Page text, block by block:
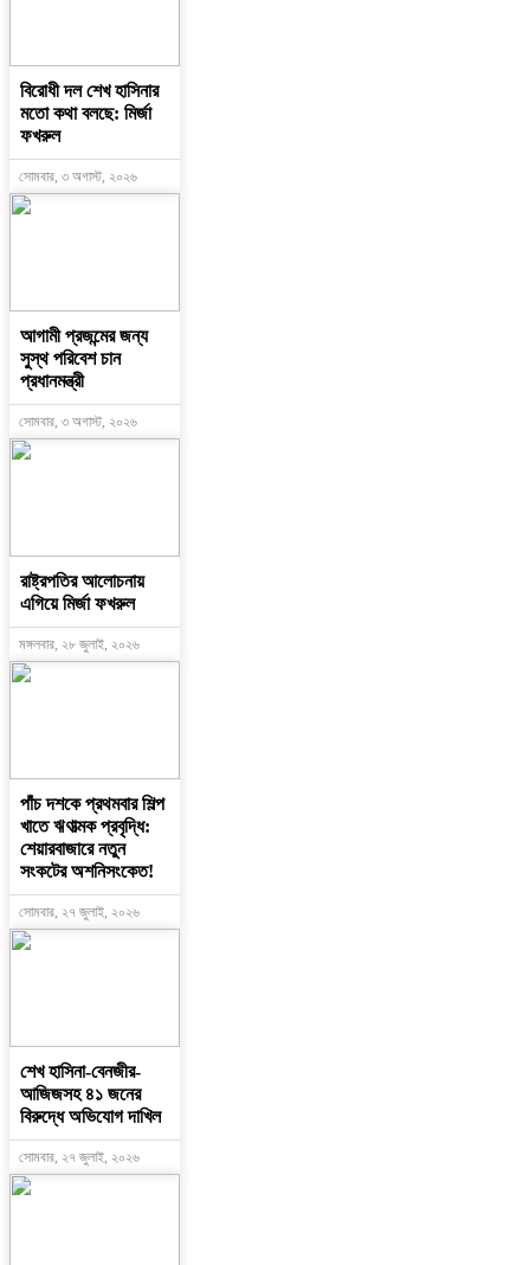
বিরোধী দল শেখ হাসিনার
মতো কথা বলছে: মির্জা
ফখরুল
সোমবার, ৩ অগাস্ট, ২০২৬
আগামী প্রজন্মের জন্য
সুস্থ পরিবেশ চান
প্রধানমন্ত্রী
সোমবার, ৩ অগাস্ট, ২০২৬
রাষ্ট্রপতির আলোচনায়
এগিয়ে মির্জা ফখরুল
মঙ্গলবার, ২৮ জুলাই, ২০২৬
পাঁচ দশকে প্রথমবার শিল্প
খাতে ঋণাত্মক প্রবৃদ্ধি:
শেয়ারবাজারে নতুন
সংকটের অশনিসংকেত!
সোমবার, ২৭ জুলাই, ২০২৬
শেখ হাসিনা-বেনজীর-
আজিজসহ ৪১ জনের
বিরুদ্ধে অভিযোগ দাখিল
সোমবার, ২৭ জুলাই, ২০২৬